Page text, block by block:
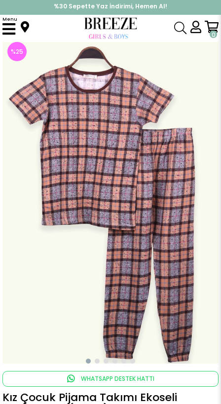
%30 Sepette Yaz İndirimi, Hemen Al!
İndirimlere ek %10 İndirimi Kap, Hemen Üye Ol!
0
Menu
Anasayfa Pijama & İç Giyim KIZ Pijama Takımları Kız Çocuk Pijama Takımı Ekoseli Kahverengi (9 Yaş)
%25
WHATSAPP DESTEK HATTI
Kız Çocuk Pijama Takımı Ekoseli